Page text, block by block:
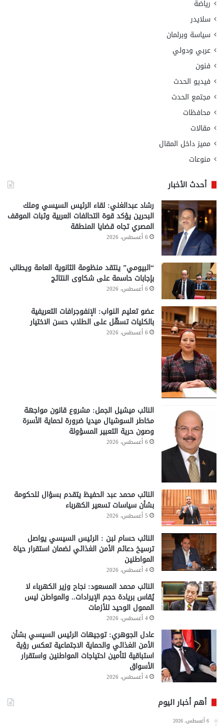
رياضة
سلايدر
سياسة وبرلمان
عربي ودولي
فنون
فيديو الحدث
مجتمع الحدث
محافظات
مقالات
مميز داخل المقال
منوعات
أحدث الأخبار
رشاد عبدالغني: لقاء الرئيس السيسي وملك
البحرين يؤكد قوة التحالفات العربية وثبات الموقف
المصري تجاه قضايا المنطقة
6 أغسطس، 2026
“البيومي” ينتقد منظومة الثانوية العامة ويطالب
بإجابات حاسمة على شكاوى النتائج
6 أغسطس، 2026
عضو تعليم النواب: الإنفوجرافات التعريفية
بالكليات تسهّل على الطلاب حسن الاختيار
6 أغسطس، 2026
النائب ميشيل الجمل: مشروع قانون مواجهة
مخاطر السوشيال ميديا ضرورة لحماية الأسرة
وصون حرية التعبير المسؤولة
6 أغسطس، 2026
النائب محمد عبد الحفيظ يتقدم بسؤال للحكومة
بشأن سياسات تسعير الكهرباء
5 أغسطس، 2026
النائب حسام لبن : الرئيس السيسي يواصل
ترسيخ دعائم الأمن الغذائي لضمان استقرار حياة
المواطنين
4 أغسطس، 2026
النائب محمد المسعود: نجاح وزير الكهرباء لا
يُقاس بريادة حجم الإيرادات.. والمواطن ليس
الممول الوحيد للأزمات
4 أغسطس، 2026
عادل الجوهري: توجيهات الرئيس السيسي بشأن
الأمن الغذائي والحماية الاجتماعية تعكس رؤية
استباقية لتأمين احتياجات المواطنين واستقرار
الأسواق
4 أغسطس، 2026
أهم أخبار اليوم
6 أغسطس، 2026